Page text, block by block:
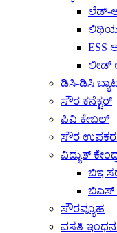
ಲೆಡ್-
ESS
ಲೀಡ್
ಡಿಸಿ-ಡಿಸಿ
ಸೌರ ಕನೆಕ್ಟರ್
ಪಿವಿ ಕೇಬಲ್
ಸೌರ
ವಿದ್ಯುತ್
ಬಿಇ
ಬಿಎಸ್
ಸೌರವ್ಯೂಹ
ವಸತಿ ಇಂಧನ